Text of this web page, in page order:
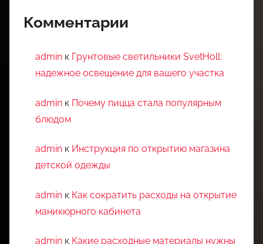
Комментарии
admin к Грунтовые светильники SvetHoll:
надежное освещение для вашего участка
admin к Почему пицца стала популярным
блюдом
admin к Инструкция по открытию магазина
детской одежды
admin к Как сократить расходы на открытие
маникюрного кабинета
admin к Какие расходные материалы нужны